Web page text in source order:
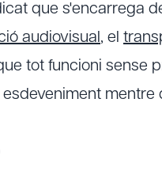
que s'encarrega
audiovisual, el
tot funcioni sense
mentre